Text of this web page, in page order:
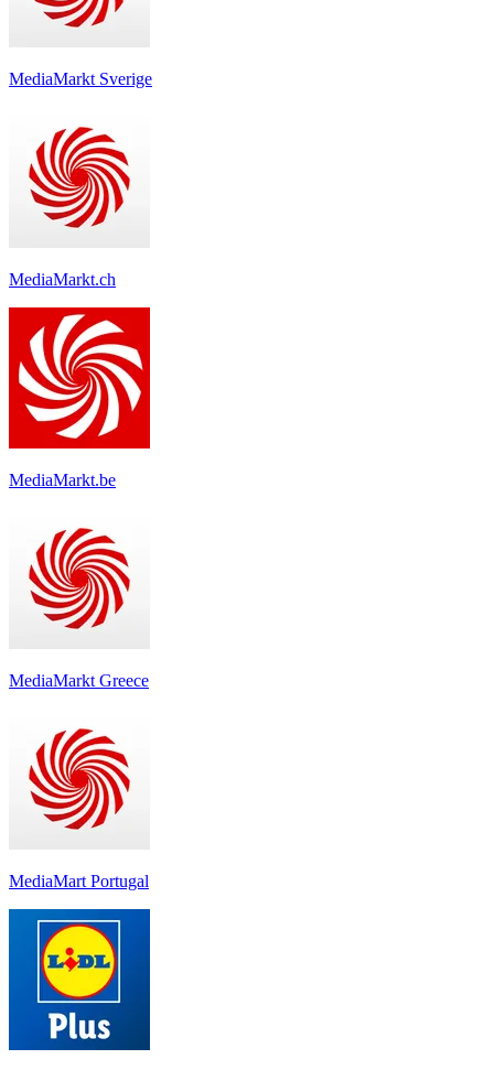
MediaMarkt Sverige
MediaMarkt.ch
MediaMarkt.be
MediaMarkt Greece
MediaMart Portugal